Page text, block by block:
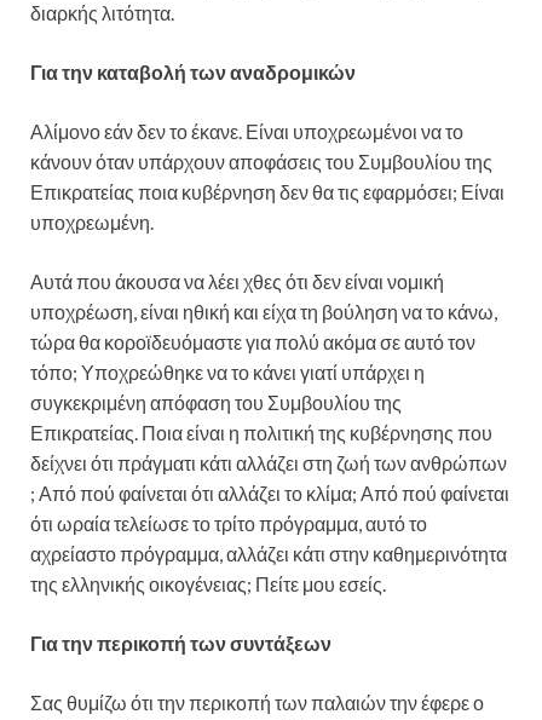
διαρκής λιτότητα.
Για την καταβολή των αναδρομικών
Αλίμονο εάν δεν το έκανε. Είναι υποχρεωμένοι να το
κάνουν όταν υπάρχουν αποφάσεις του Συμβουλίου της
Επικρατείας ποια κυβέρνηση δεν θα τις εφαρμόσει; Είναι
υποχρεωμένη.
Αυτά που άκουσα να λέει χθες ότι δεν είναι νομική
υποχρέωση, είναι ηθική και είχα τη βούληση να το κάνω,
τώρα θα κοροϊδευόμαστε για πολύ ακόμα σε αυτό τον
τόπο; Υποχρεώθηκε να το κάνει γιατί υπάρχει η
συγκεκριμένη απόφαση του Συμβουλίου της
Επικρατείας. Ποια είναι η πολιτική της κυβέρνησης που
δείχνει ότι πράγματι κάτι αλλάζει στη ζωή των ανθρώπων
; Από πού φαίνεται ότι αλλάζει το κλίμα; Από πού φαίνεται
ότι ωραία τελείωσε το τρίτο πρόγραμμα, αυτό το
αχρείαστο πρόγραμμα, αλλάζει κάτι στην καθημερινότητα
της ελληνικής οικογένειας; Πείτε μου εσείς.
Για την περικοπή των συντάξεων
Σας θυμίζω ότι την περικοπή των παλαιών την έφερε ο